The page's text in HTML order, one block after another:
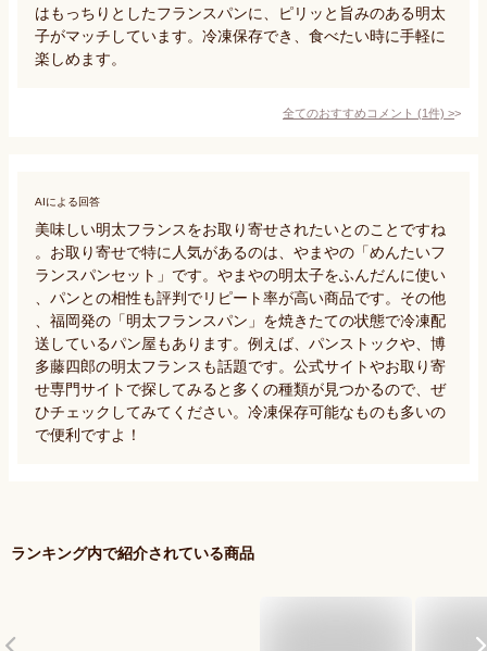
はもっちりとしたフランスパンに、ピリッと旨みのある明太
子がマッチしています。冷凍保存でき、食べたい時に手軽に
楽しめます。
全てのおすすめコメント (1件) >
AIによる回答
美味しい明太フランスをお取り寄せされたいとのことですね
。お取り寄せで特に人気があるのは、やまやの「めんたいフ
ランスパンセット」です。やまやの明太子をふんだんに使い
、パンとの相性も評判でリピート率が高い商品です。その他
、福岡発の「明太フランスパン」を焼きたての状態で冷凍配
送しているパン屋もあります。例えば、パンストックや、博
多藤四郎の明太フランスも話題です。公式サイトやお取り寄
せ専門サイトで探してみると多くの種類が見つかるので、ぜ
ひチェックしてみてください。冷凍保存可能なものも多いの
で便利ですよ！
ランキング内で紹介されている商品